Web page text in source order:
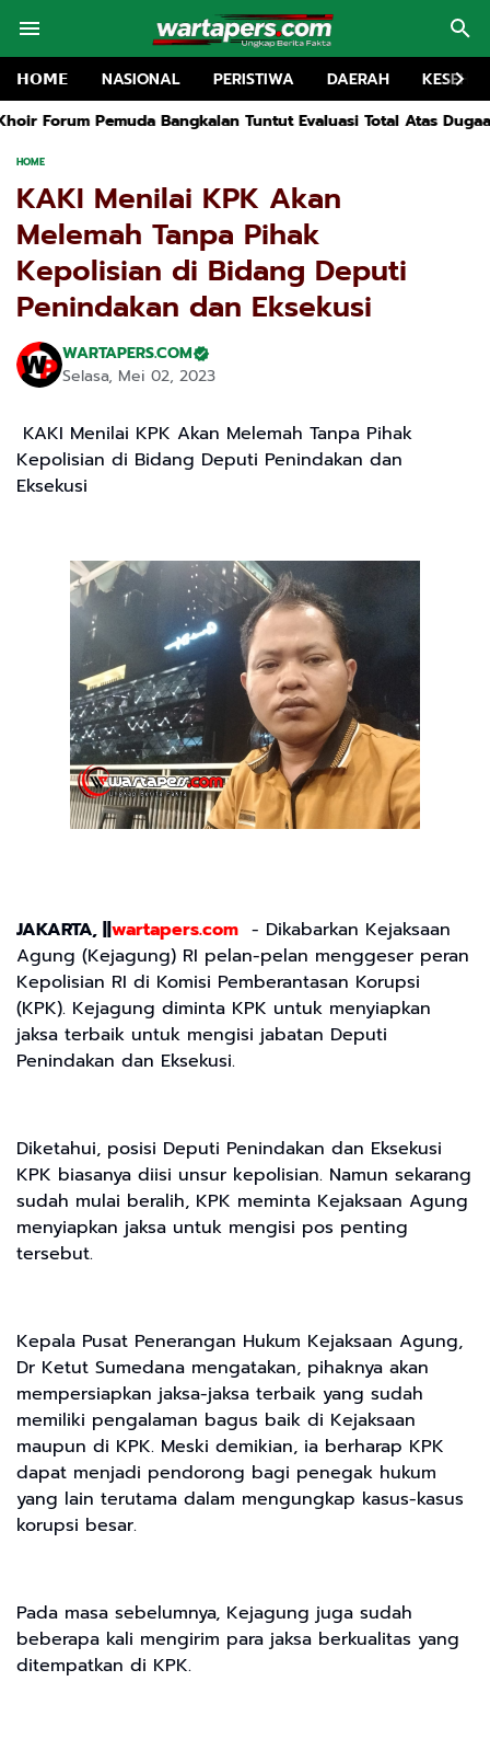
𝗛𝗢𝗠𝗘 NASIONAL PERISTIWA DAERAH
Tuntut Evaluasi Total Atas Dugaan Pencemaran
HOME
KAKI Menilai KPK Akan
Melemah Tanpa Pihak
Kepolisian di Bidang Deputi
Penindakan dan Eksekusi
WARTAPERS.COM
Selasa, Mei 02, 2023
KAKI Menilai KPK Akan Melemah Tanpa Pihak
Kepolisian di Bidang Deputi Penindakan dan
Eksekusi
JAKARTA, ||wartapers.com - Dikabarkan Kejaksaan
Agung (Kejagung) RI pelan-pelan menggeser peran
Kepolisian RI di Komisi Pemberantasan Korupsi
(KPK). Kejagung diminta KPK untuk menyiapkan
jaksa terbaik untuk mengisi jabatan Deputi
Penindakan dan Eksekusi.
Diketahui, posisi Deputi Penindakan dan Eksekusi
KPK biasanya diisi unsur kepolisian. Namun sekarang
sudah mulai beralih, KPK meminta Kejaksaan Agung
menyiapkan jaksa untuk mengisi pos penting
tersebut.
Kepala Pusat Penerangan Hukum Kejaksaan Agung,
Dr Ketut Sumedana mengatakan, pihaknya akan
mempersiapkan jaksa-jaksa terbaik yang sudah
memiliki pengalaman bagus baik di Kejaksaan
maupun di KPK. Meski demikian, ia berharap KPK
dapat menjadi pendorong bagi penegak hukum
yang lain terutama dalam mengungkap kasus-kasus
korupsi besar.
Pada masa sebelumnya, Kejagung juga sudah
beberapa kali mengirim para jaksa berkualitas yang
ditempatkan di KPK.